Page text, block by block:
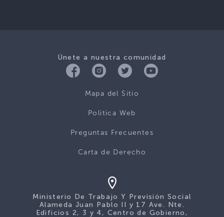
Únete a nuestra comunidad
Mapa del Sitio
Politica Web
Preguntas Frecuentes
Carta de Derecho
Ministerio De Trabajo Y Previsión Social
Alameda Juan Pablo II y 17 Ave. Nte.
Edificios 2, 3 y 4, Centro de Gobierno,